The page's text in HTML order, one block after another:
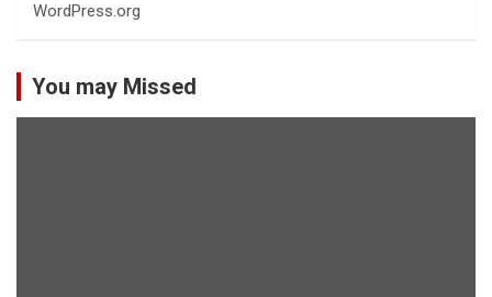
WordPress.org
You may Missed